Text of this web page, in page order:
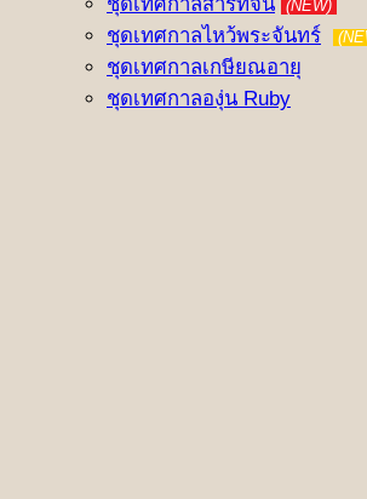
(NEW)
ชุดเทศกาลไหว้พระจันทร์
ชุดเทศกาลเกษียณอายุ
ชุดเทศกาลองุ่น Ruby